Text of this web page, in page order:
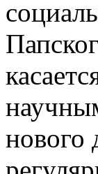
нового